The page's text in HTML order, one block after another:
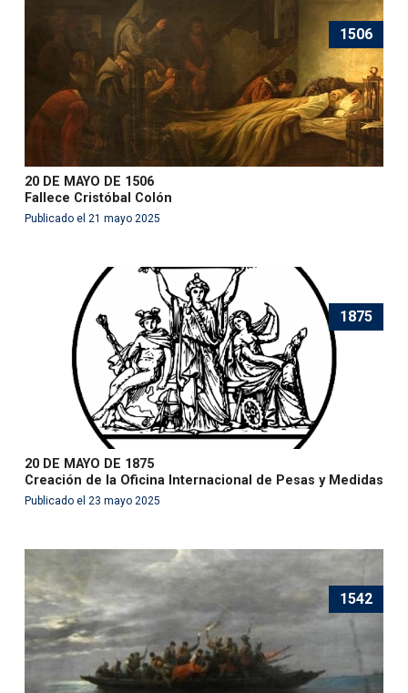
1506
20 DE MAYO DE 1506
Fallece Cristóbal Colón
Publicado el 21 mayo 2025
1875
20 DE MAYO DE 1875
Creación de la Oficina Internacional de Pesas y Medidas
Publicado el 23 mayo 2025
1542